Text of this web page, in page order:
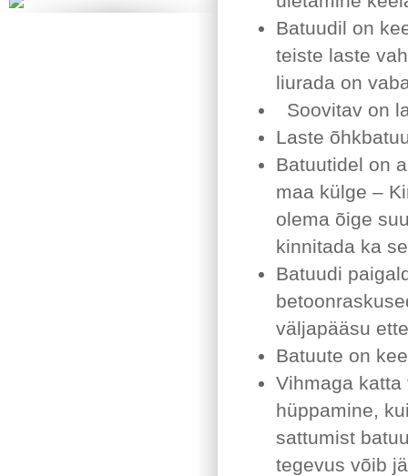
Batuudil on
teiste laste
liurada on
Soovitav on
Laste
Batuutidel on
maa külge –
olema õige
kinnitada ka
Batuudi
väljapääsu
Batuute on
Vihmaga
hüppamine,
sattumist
tegevus võib